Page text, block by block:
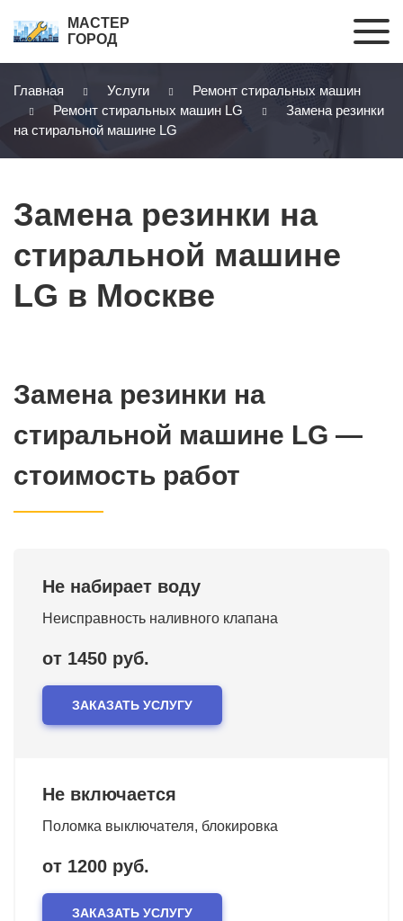
МАСТЕР
ГОРОД
Главная Услуги
Ремонт стиральных машин
Ремонт стиральных машин LG
Замена резинки
на стиральной машине LG
Замена резинки на
стиральной машине
LG в Москве
Замена резинки на
стиральной машине LG —
стоимость работ
Не набирает воду
Неисправность наливного клапана
от 1450 руб.
ЗАКАЗАТЬ УСЛУГУ
Не включается
Поломка выключателя, блокировка
от 1200 руб.
ЗАКАЗАТЬ УСЛУГУ